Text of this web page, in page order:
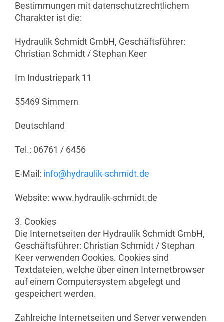
Bestimmungen mit datenschutzrechtlichem
Charakter ist die:
Hydraulik Schmidt GmbH, Geschäftsführer:
Christian Schmidt / Stephan Keer
Im Industriepark 11
55469 Simmern
Deutschland
Tel.: 06761 / 6456
E-Mail: info@hydraulik-schmidt.de
Website: www.hydraulik-schmidt.de
3. Cookies
Die Internetseiten der Hydraulik Schmidt GmbH,
Geschäftsführer: Christian Schmidt / Stephan
Keer verwenden Cookies. Cookies sind
Textdateien, welche über einen Internetbrowser
auf einem Computersystem abgelegt und
gespeichert werden.
Zahlreiche Internetseiten und Server verwenden